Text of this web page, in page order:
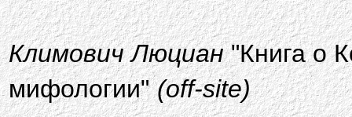
Климович Люциан"Книга о
мифологии" (off-site)